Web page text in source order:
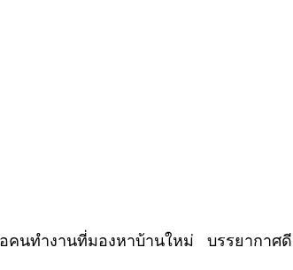
นทำงานที่มองหาบ้านใหม่ บรรยากาศดี